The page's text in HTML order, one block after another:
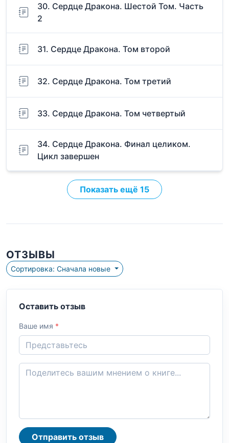
30. Сердце Дракона. Шестой Том. Часть
2
31. Сердце Дракона. Том второй
32. Сердце Дракона. Том третий
33. Сердце Дракона. Том четвертый
34. Сердце Дракона. Финал целиком.
Цикл завершен
Показать ещё 15
ОТЗЫВЫ
Сортировка: Сначала новые
Оставить отзыв
Ваше имя *
Отправить отзыв